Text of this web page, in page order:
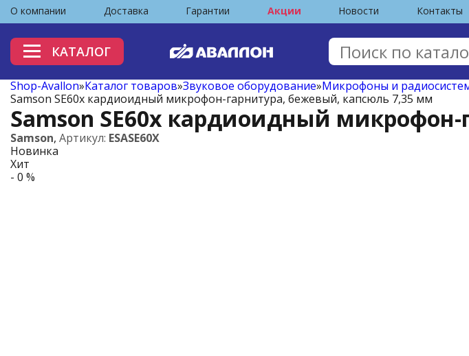
О компании Доставка Гарантии Акции Новости Контакты
КАТАЛОГ
Shop-Avallon»Каталог товаров»Звуковое оборудование»Микрофоны и
Samson SE60x кардиоидный микрофон-гарнитура, бежевый, капсюль 7,35 мм
Samson SE60x кардиоидный
Samson, Артикул: ESASE60X
Новинка
Хит
- 0 %